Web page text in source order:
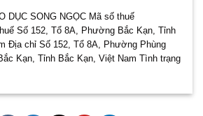
DỤC SONG NGỌC Mã số thuế
Số 152, Tổ 8A, Phường Bắc Kạn, Tỉnh
Địa chỉ Số 152, Tổ 8A, Phường Phùng
Kạn, Tỉnh Bắc Kạn, Việt Nam Tình trạng